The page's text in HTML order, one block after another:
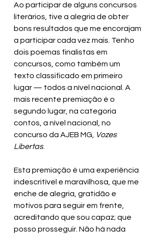
Ao participar de alguns concursos
literários, tive a alegria de obter
bons resultados que me encorajam
a participar cada vez mais. Tenho
dois poemas finalistas em
concursos, como também um
texto classificado em primeiro
lugar — todos a nível nacional. A
mais recente premiação é o
segundo lugar, na categoria
contos, a nível nacional, no
concurso da AJEB MG,
Vozes
Libertas.
Esta premiação é uma experiência
indescritível e maravilhosa, que me
enche de alegria, gratidão e
motivos para seguir em frente,
acreditando que sou capaz; que
posso prosseguir. Não há nada